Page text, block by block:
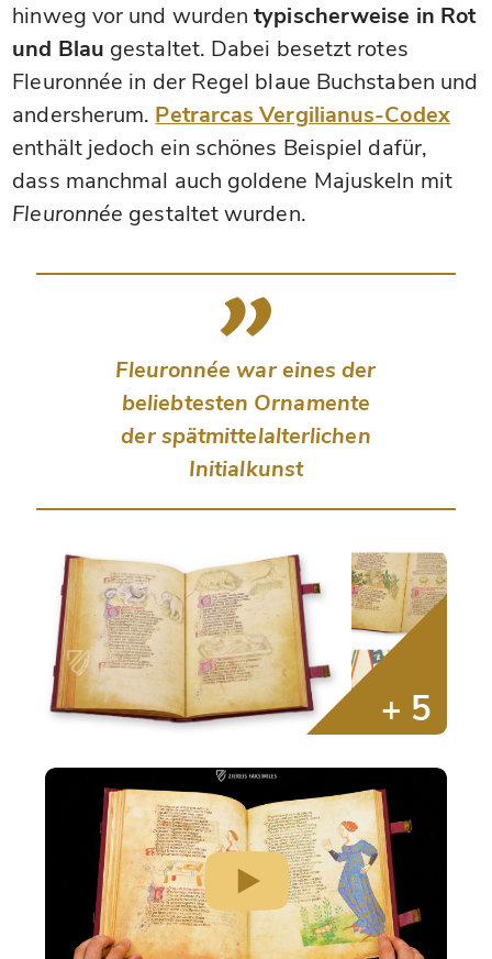
hinweg vor und wurdentypischerweise in Rot
und Blau gestaltet. Dabei besetzt rotes
Fleuronnée in der Regel blaue Buchstaben und
andersherum. Petrarcas Vergilianus-Codex
enthält jedoch ein schönes Beispiel dafür,
dass manchmal auch goldene Majuskeln mit
Fleuronnée gestaltet wurden.
Fleuronnée war eines der
beliebtesten Ornamente
der spätmittelalterlichen
Initialkunst